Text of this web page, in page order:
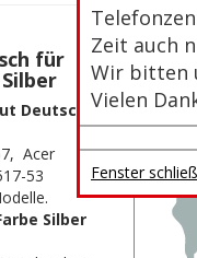
Zeit auch
Wir bitten
Vielen
Fenster
für
Deutsch,
Acer
53
Silber
Neu